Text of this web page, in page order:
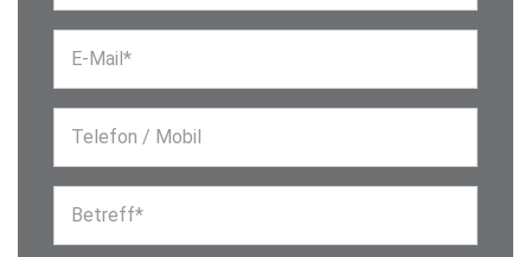
E-Mail*
Telefon / Mobil
Betreff*